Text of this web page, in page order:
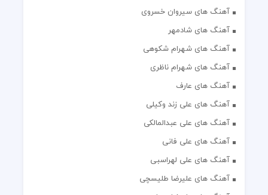
آهنگ های سیروان خسروی
آهنگ های شادمهر
آهنگ های شهرام شکوهی
آهنگ های شهرام ناظری
آهنگ های عارف
آهنگ های علی زند وکیلی
آهنگ های علی عبدالمالکی
آهنگ های علی فانی
آهنگ های علی لهراسبی
آهنگ های علیرضا طلیسچی